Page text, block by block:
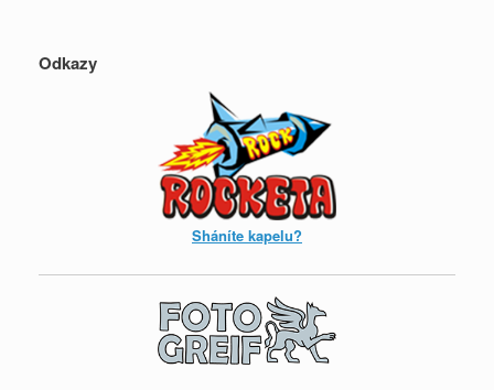
Odkazy
Sháníte kapelu?